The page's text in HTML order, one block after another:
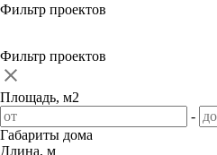
Фильтр проектов
Фильтр проектов
Площадь, м2
-
Габариты дома
Длина, м